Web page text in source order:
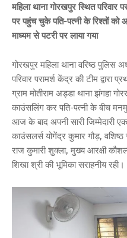
महिला थाना गोरखपुर स्थित परिवार
पर पहुंच चुके पति-पत्नी के रिश्तों
माध्यम से पटरी पर लाया गया
गोरखपुर महिला थाना वरिष्ठ पुलिस
परिवार परामर्श केंद्र की टीम द्वारा
ग्राम मोतीराम अड्डा थाना झंगहा
काउंसलिंग कर पति-पत्नी के बीच
आज के बाद अपनी सारी जिम्मेदारी
काउंसलर्स योगेंद्र कुमार गौड़, वशिष्ठ
राज कुमारी शुक्ला, मुख्य आरक्षी
शिखा श्री की भूमिका सराहनीय रही।